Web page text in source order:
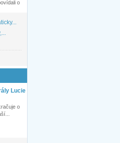
o
Lucie
o